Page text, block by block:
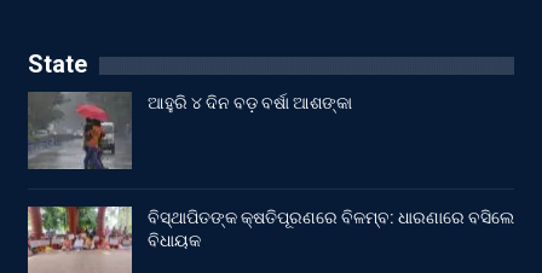
State
ଆହୁରି ୪ ଦିନ ବଡ଼ ବର୍ଷା ଆଶଙ୍କା
ବିସ୍ଥାପିତଙ୍କ କ୍ଷତିପୂରଣରେ ବିଳମ୍ବ: ଧାରଣାରେ ବସିଲେ
ବିଧାୟକ